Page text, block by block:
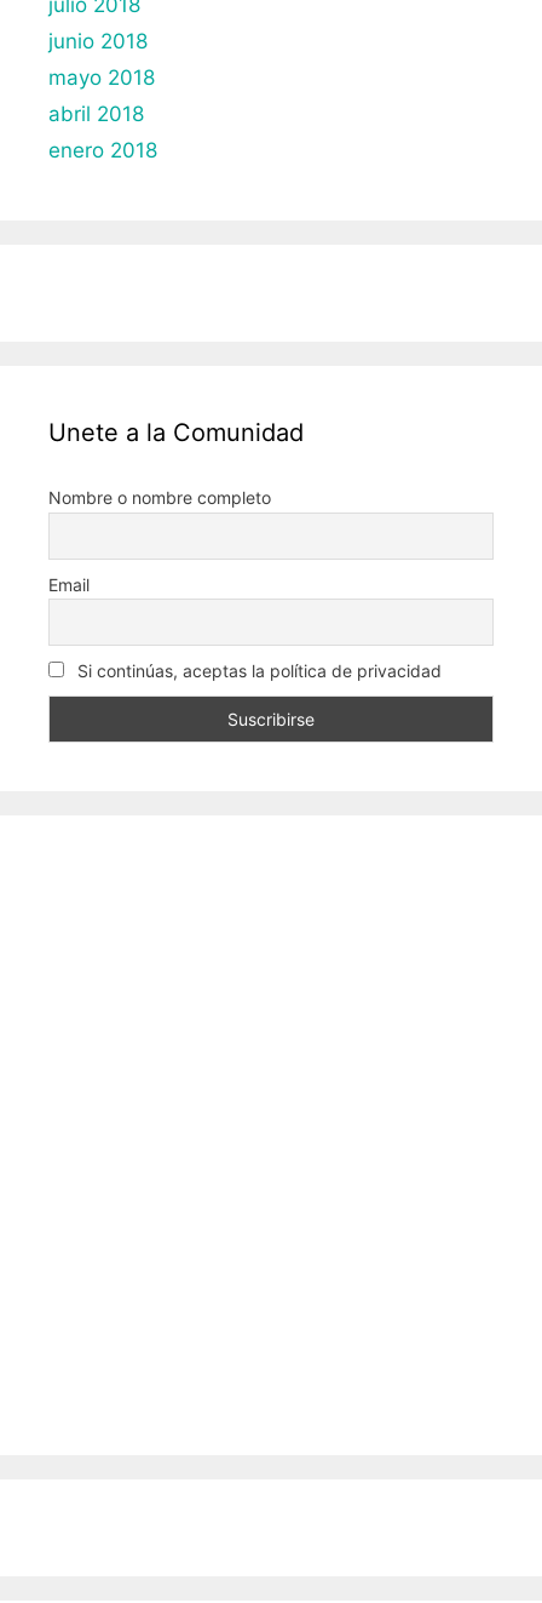
julio 2018
junio 2018
mayo 2018
abril 2018
enero 2018
Unete a la Comunidad
Nombre o nombre completo
Email
Si continúas, aceptas la política de privacidad